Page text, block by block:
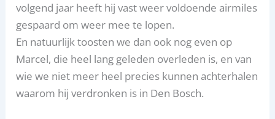
volgend jaar heeft hij vast weer voldoende airmiles
gespaard om weer mee te lopen.
En natuurlijk toosten we dan ook nog even op
Marcel, die heel lang geleden overleden is, en van
wie we niet meer heel precies kunnen achterhalen
waarom hij verdronken is in Den Bosch.